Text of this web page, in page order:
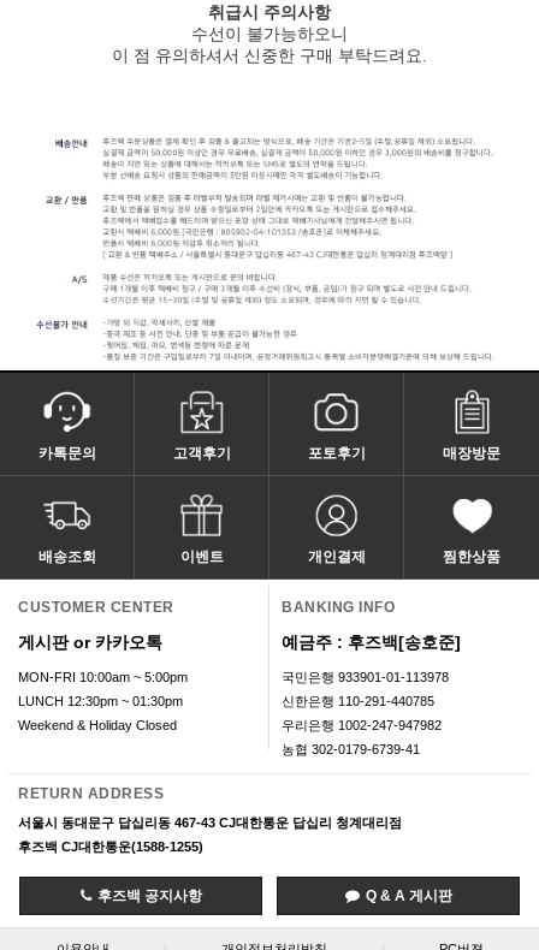
취급시 주의사항
수선이 불가능하오니
이 점 유의하셔서 신중한 구매 부탁드려요.
카톡문의 고객후기 포토후기 매장방문
배송조회 이벤트 개인결제 찜한상품
CUSTOMER CENTER
게시판 or 카카오톡
MON-FRI 10:00am ~ 5:00pm
LUNCH 12:30pm ~ 01:30pm
Weekend & Holiday Closed
BANKING INFO
예금주 : 후즈백[송호준]
국민은행 933901-01-113978
신한은행 110-291-440785
우리은행 1002-247-947982
농협 302-0179-6739-41
RETURN ADDRESS
서울시 동대문구 답십리동 467-43 CJ대한통운 답십리 청계대리점
후즈백 CJ대한통운(1588-1255)
후즈백 공지사항 Q & A 게시판